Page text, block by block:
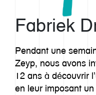
Fabriek
Pendant une
Zeyp, nous avons
12 ans à découvrir
en leur imposant